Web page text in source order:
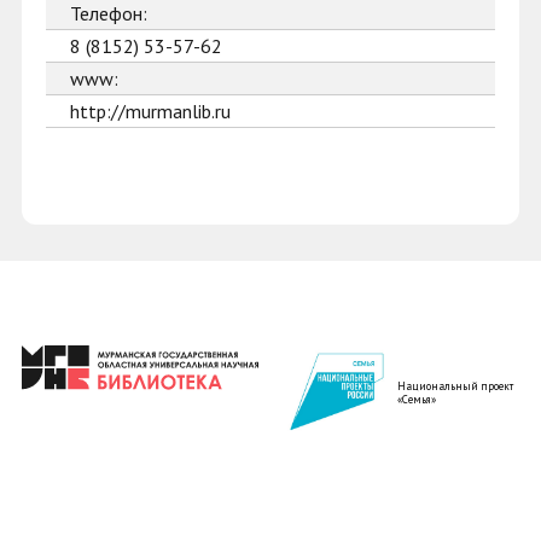
Телефон:
8 (8152) 53-57-62
www:
http://murmanlib.ru
Национальный проект
«Семья»